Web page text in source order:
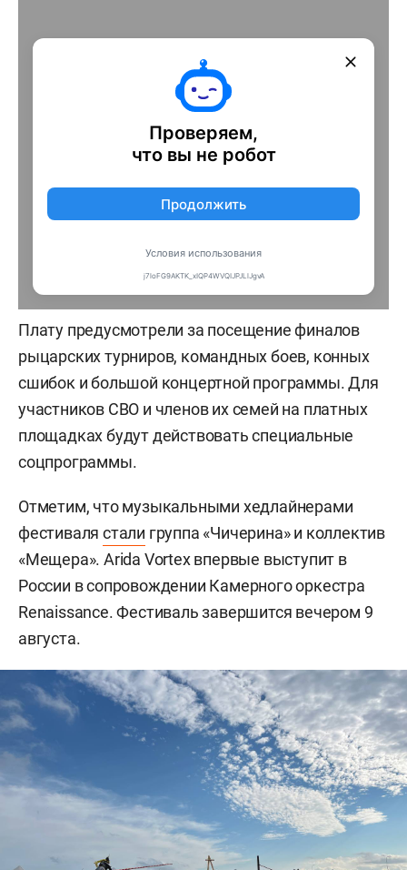
Плату предусмотрели за посещение финалов
рыцарских турниров, командных боев, конных
сшибок и большой концертной программы. Для
участников СВО и членов их семей на платных
площадках будут действовать специальные
соцпрограммы.
Отметим, что музыкальными хедлайнерами
фестивалястали группа «Чичерина» и коллектив
«Мещера». Arida Vortex впервые выступит в
России в сопровождении Камерного оркестра
Renaissance. Фестиваль завершится вечером 9
августа.